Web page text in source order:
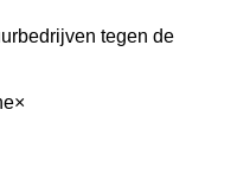
tegen de
×